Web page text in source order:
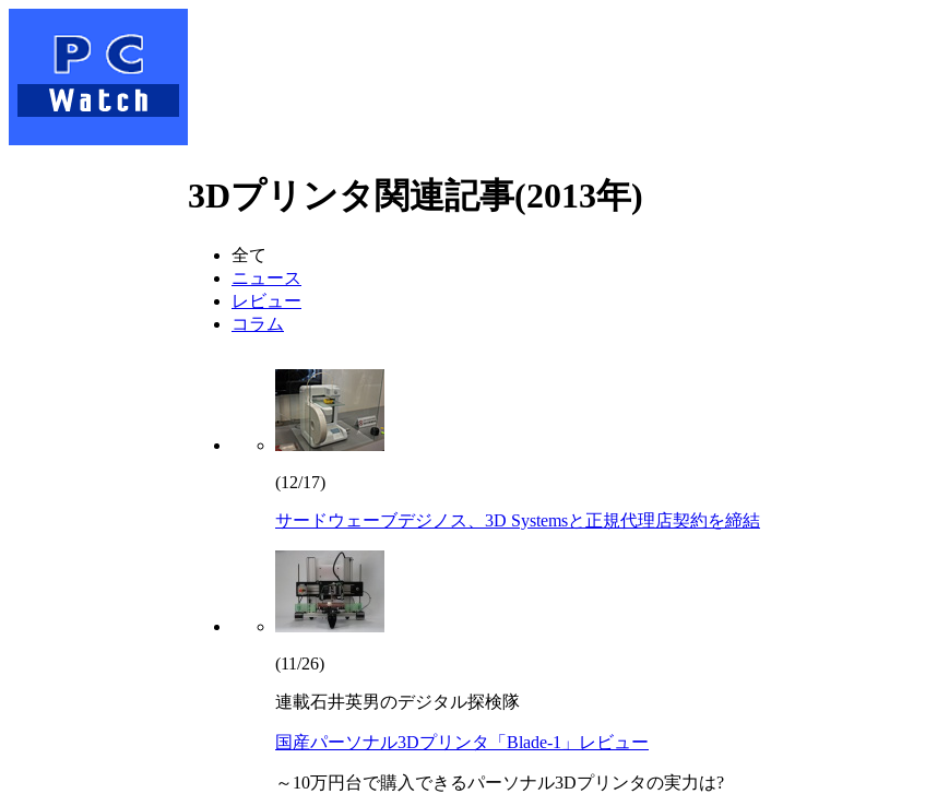
3Dプリンタ関連記事(2013年)
全て
ニュース
レビュー
コラム
(12/17)
サードウェーブデジノス、3D Systemsと正規代理店契約を締結
(11/26)
連載石井英男のデジタル探検隊
国産パーソナル3Dプリンタ「Blade-1」レビュー
～10万円台で購入できるパーソナル3Dプリンタの実力は?